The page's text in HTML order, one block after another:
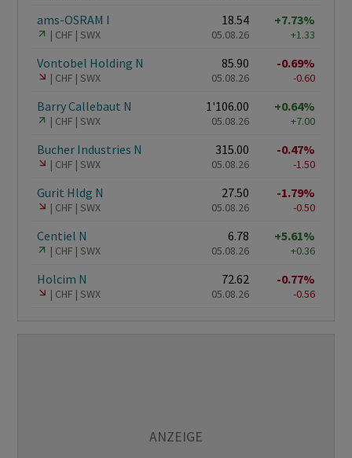
ams-OSRAM I
CHF SWX
18.54
05.08.26
+7.73%
+1.33
Vontobel Holding N
CHF SWX
85.90
05.08.26
-0.69%
-0.60
Barry Callebaut N
CHF SWX
1'106.00
05.08.26
+0.64%
+7.00
Bucher Industries N
CHF SWX
315.00
05.08.26
-0.47%
-1.50
Gurit Hldg N
CHF SWX
27.50
05.08.26
-1.79%
-0.50
Centiel N
CHF SWX
6.78
05.08.26
+5.61%
+0.36
Holcim N
CHF SWX
72.62
05.08.26
-0.77%
-0.56